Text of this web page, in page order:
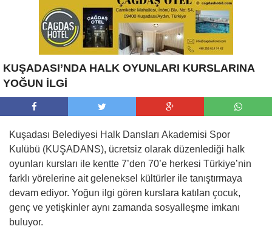
KUŞADASI’NDA HALK OYUNLARI KURSLARINA
YOĞUN İLGİ
Kuşadası Belediyesi Halk Dansları Akademisi Spor
Kulübü (KUŞADANS), ücretsiz olarak düzenlediği halk
oyunları kursları ile kentte 7’den 70’e herkesi Türkiye’nin
farklı yörelerine ait geleneksel kültürler ile tanıştırmaya
devam ediyor. Yoğun ilgi gören kurslara katılan çocuk,
genç ve yetişkinler aynı zamanda sosyalleşme imkanı
buluyor.